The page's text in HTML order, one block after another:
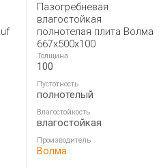
Пазогребневая
влагостойкая
полнотелая плита Волма
667х500х100
Толщина
100
Пустотность
полнотелый
Влагостойкость
влагостойкая
Производитель
Волма